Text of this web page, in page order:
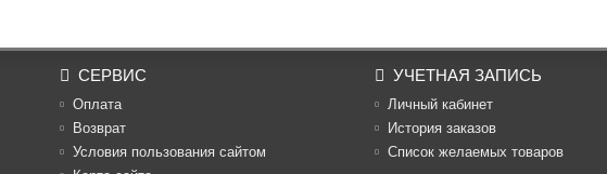
СЕРВИС
Оплата
Возврат
Условия пользования сайтом
УЧЕТНАЯ ЗАПИСЬ
Личный кабинет
История заказов
Список желаемых товаров